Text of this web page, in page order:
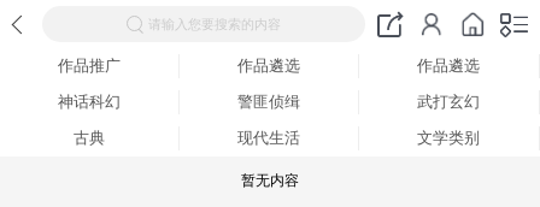
请输入您要搜索的内容
作品推广 作品遴选
作品遴选
神话科幻
警匪侦缉
武打玄幻
古典
现代生活 文学类别
暂无内容